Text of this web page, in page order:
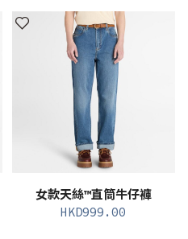
女款天絲™直筒牛仔褲
HKD999.00